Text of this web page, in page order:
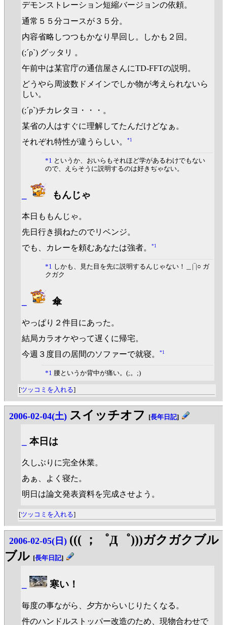
デモンストレーション短縮バージョンの依頼。
通常５５分コースが３５分。
内容省略しつつもかなり早回し。しかも２回。
(;´ρ`) グッタリ 。
午前中は某官庁の通信屋さんにTD-FFTの説明。
どうやら周波数ドメインでしか物が考えられないら
しい。
(;´ρ`)チカレタヨ・・・。
某省の人はすぐに理解してたんだけどなぁ。
それぞれ特性が違うらしい。
*1
*1 というか、おいらもそれほど学があるわけでもない
ので、えらそうに説明するのは好きぢゃない。
もんじゃ
本日ももんじゃ。
先日行き損ねたのでリベンジ。
でも、カレーを頼むあなたは強者。
*1
*1 しかも、見た目を先に説明するんじゃない！＿|‾|○ ガ
クガク
傘
やっぱり２件目にあった。
結局カラオケやって遅くに帰宅。
今週３度目の居間のソファーで就寝。
*1
*1 腰というか背中が痛い。(;。;)
[ツッコミを入れる]
2006-02-04(土) スイッチオフ [長年日記]
本日は
久しぶりに完全休業。
あぁ、よく寝た。
明日は論文発表資料を完成させよう。
[ツッコミを入れる]
2006-02-05(日) ((( ；゜Д゜)))ガクガクブル
ブル [長年日記]
寒い！
毎度の事ながら、夕方からいじりたくなる。
件のハンドルストッパー改造のため、現物合わせで